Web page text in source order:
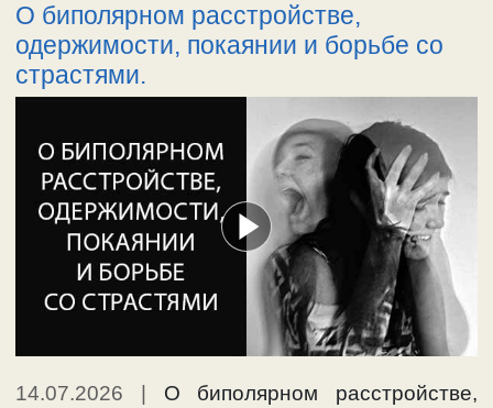
О биполярном расстройстве,
одержимости, покаянии и борьбе со
страстями.
14.07.2026 | О биполярном расстройстве,